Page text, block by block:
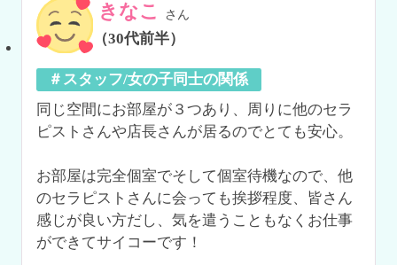
きなこ さん
（30代前半）
＃スタッフ/女の子同士の関係
同じ空間にお部屋が３つあり、周りに他のセラ
ピストさんや店長さんが居るのでとても安心。
お部屋は完全個室でそして個室待機なので、他
のセラピストさんに会っても挨拶程度、皆さん
感じが良い方だし、気を遣うこともなくお仕事